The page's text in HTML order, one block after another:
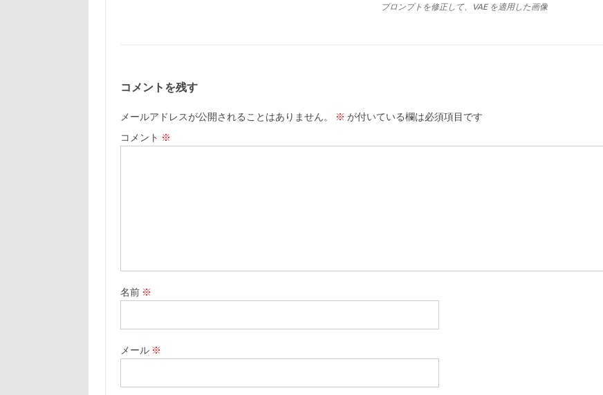
プロンプトを修正して、VAE を適用した画像
コメントを残す
メールアドレスが公開されることはありません。 ※ が付いている欄は必須項目です
コメント ※
名前 ※
メール ※